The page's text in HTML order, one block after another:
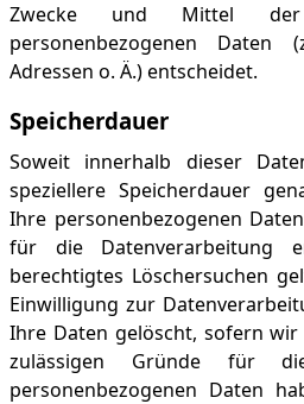
Zwecke und Mittel der
personenbezogenen Daten
Adressen o. Ä.) entscheidet.
Speicherdauer
Soweit innerhalb dieser
speziellere Speicherdauer
Ihre personenbezogenen
für die Datenverarbeitung
berechtigtes Löschersuchen
Einwilligung zur
Ihre Daten gelöscht, sofern
zulässigen Gründe für
personenbezogenen Daten